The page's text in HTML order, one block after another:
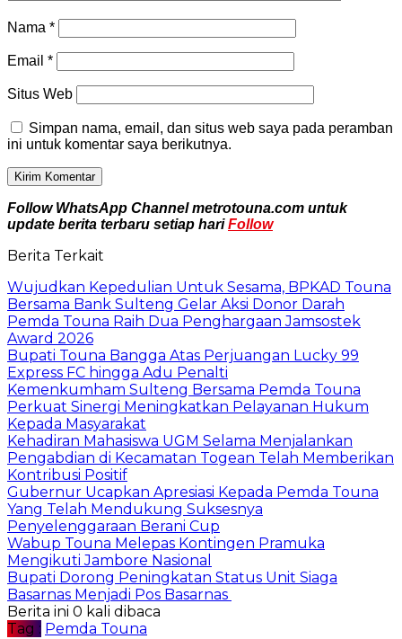
Nama *
Email *
Situs Web
Simpan nama, email, dan situs web saya pada peramban
ini untuk komentar saya berikutnya.
Follow WhatsApp Channel metrotouna.com untuk
update berita terbaru setiap hariFollow
Berita Terkait
Wujudkan Kepedulian Untuk Sesama, BPKAD Touna
Bersama Bank Sulteng Gelar Aksi Donor Darah
Pemda Touna Raih Dua Penghargaan Jamsostek
Award 2026
Bupati Touna Bangga Atas Perjuangan Lucky 99
Express FC hingga Adu Penalti
Kemenkumham Sulteng Bersama Pemda Touna
Perkuat Sinergi Meningkatkan Pelayanan Hukum
Kepada Masyarakat
Kehadiran Mahasiswa UGM Selama Menjalankan
Pengabdian di Kecamatan Togean Telah Memberikan
Kontribusi Positif
Gubernur Ucapkan Apresiasi Kepada Pemda Touna
Yang Telah Mendukung Suksesnya
Penyelenggaraan Berani Cup
Wabup Touna Melepas Kontingen Pramuka
Mengikuti Jambore Nasional
Bupati Dorong Peningkatan Status Unit Siaga
Basarnas Menjadi Pos Basarnas
Berita ini 0 kali dibaca
Tag : Pemda Touna